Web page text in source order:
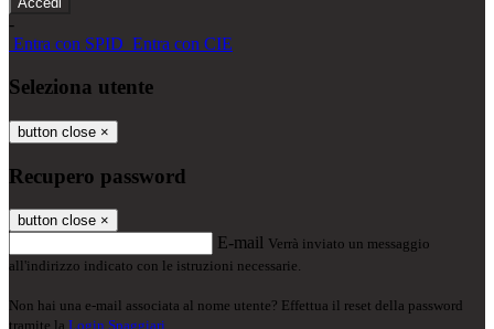
-
Entra con SPID Entra con CIE
Seleziona utente
button close ×
Recupero password
button close ×
E-mail Verrà inviato un messaggio
all'indirizzo indicato con le istruzioni necessarie.
Non hai una e-mail associata al nome utente? Effettua il reset della password
tramite la Login Spaggiari